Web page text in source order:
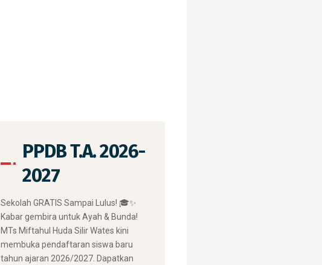
PPDB T.A. 2026-
2027
​Sekolah GRATIS Sampai Lulus! 🎓✨ ​
Kabar gembira untuk Ayah & Bunda!
MTs Miftahul Huda Silir Wates kini
membuka pendaftaran siswa baru
tahun ajaran 2026/2027. Dapatkan